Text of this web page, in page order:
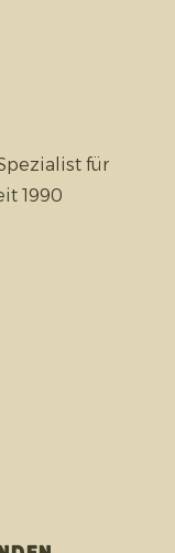
für
1990